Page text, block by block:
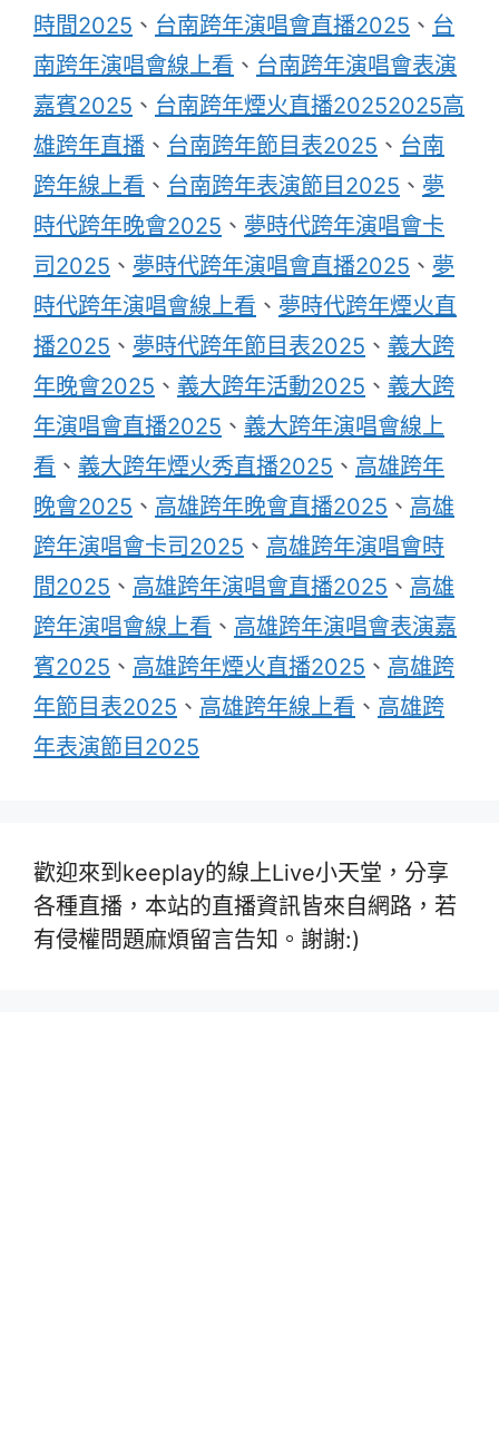
時間2025 、 台南跨年演唱會直播2025 、 台
南跨年演唱會線上看 、 台南跨年演唱會表演
嘉賓2025 、 台南跨年煙火直播20252025高
雄跨年直播 、 台南跨年節目表2025 、 台南
跨年線上看 、 台南跨年表演節目2025 、 夢
時代跨年晚會2025 、 夢時代跨年演唱會卡
司2025 、 夢時代跨年演唱會直播2025 、 夢
時代跨年演唱會線上看 、 夢時代跨年煙火直
播2025 、 夢時代跨年節目表2025 、 義大跨
年晚會2025 、 義大跨年活動2025 、 義大跨
年演唱會直播2025 、 義大跨年演唱會線上
看 、 義大跨年煙火秀直播2025 、 高雄跨年
晚會2025 、 高雄跨年晚會直播2025 、 高雄
跨年演唱會卡司2025 、 高雄跨年演唱會時
間2025 、 高雄跨年演唱會直播2025 、 高雄
跨年演唱會線上看 、 高雄跨年演唱會表演嘉
賓2025 、 高雄跨年煙火直播2025 、 高雄跨
年節目表2025 、 高雄跨年線上看 、 高雄跨
年表演節目2025
歡迎來到keeplay的線上Live小天堂，分享
各種直播，本站的直播資訊皆來自網路，若
有侵權問題麻煩留言告知。謝謝:)